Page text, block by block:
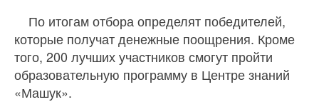
По итогам отбора определят победителей,
которые получат денежные поощрения. Кроме
того, 200 лучших участников смогут пройти
образовательную программу в Центре знаний
«Машук».